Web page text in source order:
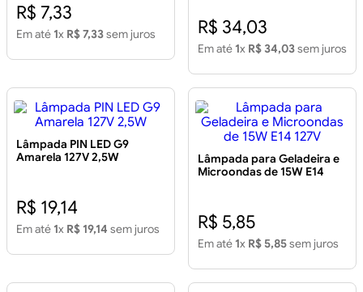
R$ 7,33
Em até 1x R$ 7,33sem juros R$ 34,03
Em até 1x R$ 34,03sem juros
Lâmpada PIN LED G9
Amarela 127V 2,5W
R$ 19,14
Em até 1x R$ 19,14 sem juros
Lâmpada para Geladeira e
Microondas de 15W E14
R$ 5,85
Em até 1x R$ 5,85sem juros